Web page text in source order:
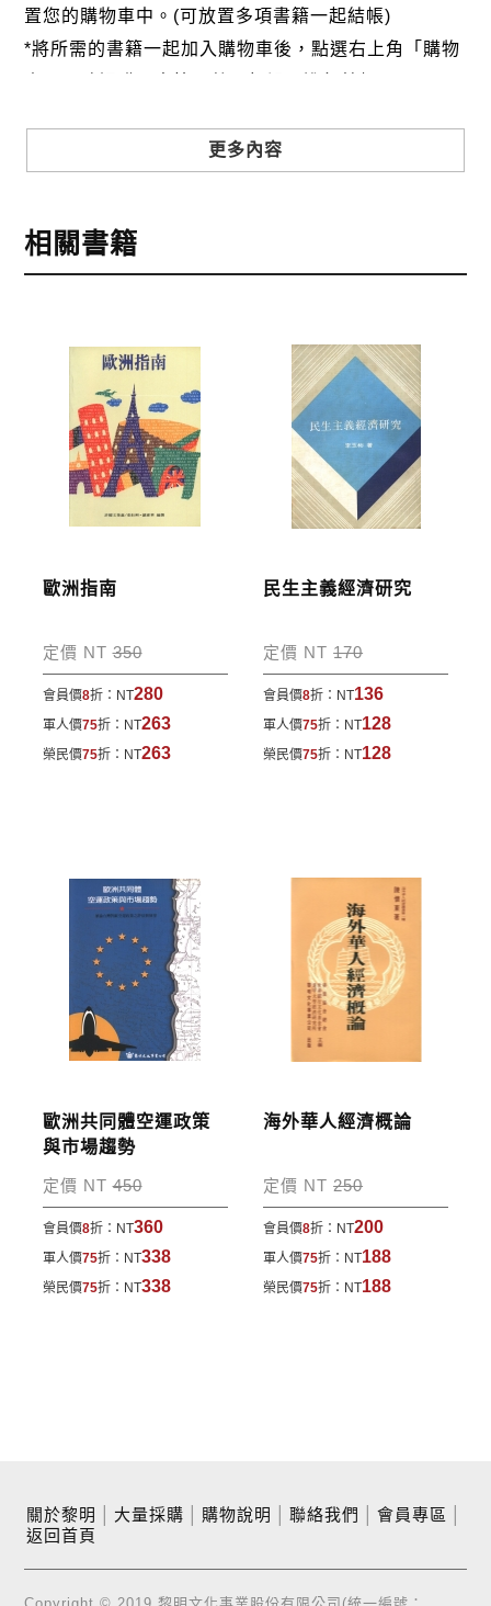
置您的購物車中。(可放置多項書籍一起結帳)
*將所需的書籍一起加入購物車後，點選右上角「購物
2.銀行轉帳:選擇銀行轉帳時，請填寫您的銀行帳號後
五碼，並於三日內完成匯款，以利核銷作業。
劃撥單，匯款者大名請填寫跟訂購者大名一致，以利
步驟4 完成訂購
訂購完成後，可至會員專區查詢「我的訂單」，查詢
訂單處理的狀態。
運費說明:
包裹運送，一律免運費；899元以下須自付80元運
費。外文書籍將由專人估價
，訂購後48小時內回覆運
寄送說明:
付款完成後，本公司將於七日內以郵寄方式寄送到您
所指定的地點。
更多內容
相關書籍
歐洲指南
定價 NT350
會員價8折： NT280
軍人價75折： NT263
榮民價75折： NT263
民生主義經濟研究
定價 NT170
會員價8折： NT136
軍人價75折： NT128
榮民價75折： NT128
歐洲共同體空運政策
與市場趨勢
定價 NT450
會員價8折： NT360
軍人價75折： NT338
榮民價75折： NT338
海外華人經濟概論
定價 NT250
會員價8折： NT200
軍人價75折： NT188
榮民價75折： NT188
關於黎明 大量採購 購物說明 聯絡我們 會員專區
返回首頁